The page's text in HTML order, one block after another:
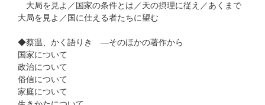
大局を見よ／国家の条件とは／天の摂理に従え／あくまで
大局を見よ／国に仕える者たちに望む
◆蔡温、かく語りき ―そのほかの著作から
国家について
政治について
俗信について
家庭について